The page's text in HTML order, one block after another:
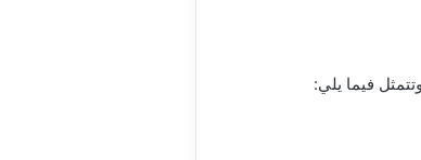
فيما يلي: